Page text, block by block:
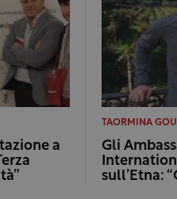
a
TAORMINA
Gli
sull’Etna: